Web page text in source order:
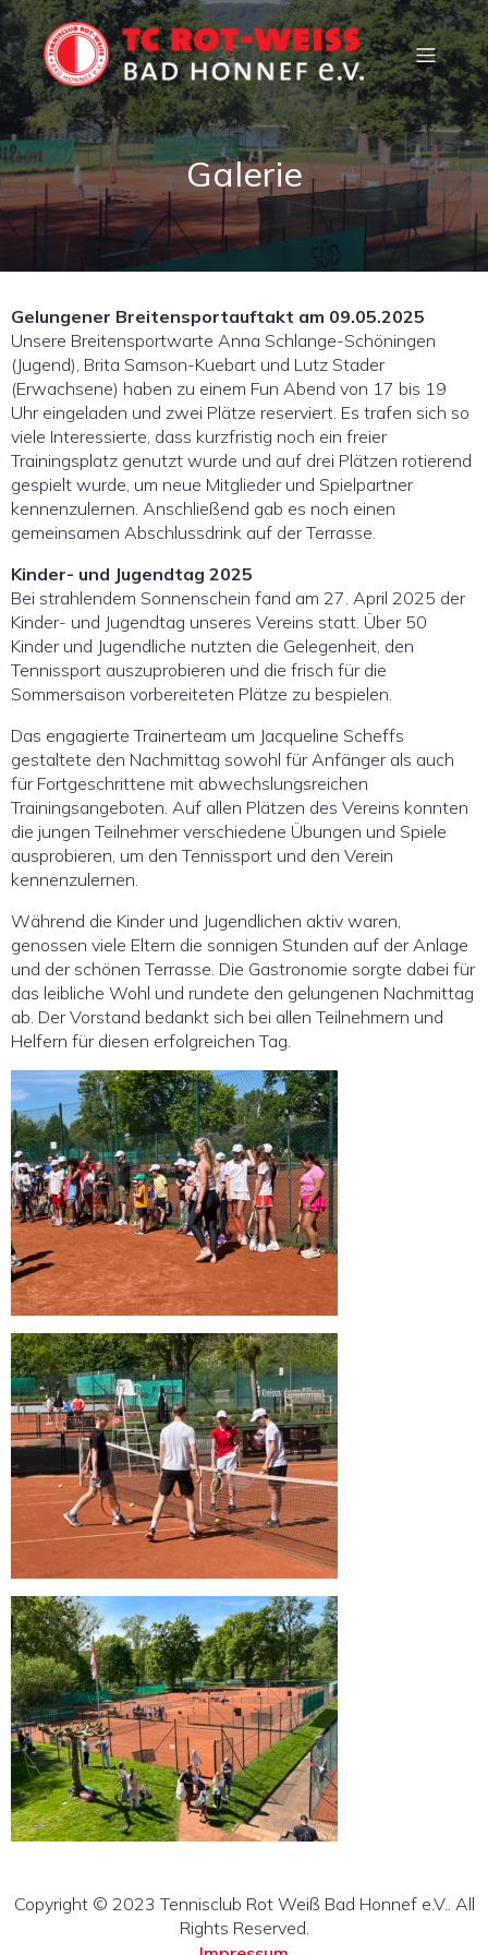
Galerie
Gelungener Breitensportauftakt am 09.05.2025
Unsere Breitensportwarte Anna Schlange-Schöningen
(Jugend), Brita Samson-Kuebart und Lutz Stader
(Erwachsene) haben zu einem Fun Abend von 17 bis 19
Uhr eingeladen und zwei Plätze reserviert. Es trafen sich so
viele Interessierte, dass kurzfristig noch ein freier
Trainingsplatz genutzt wurde und auf drei Plätzen rotierend
gespielt wurde, um neue Mitglieder und Spielpartner
kennenzulernen. Anschließend gab es noch einen
gemeinsamen Abschlussdrink auf der Terrasse.
Kinder- und Jugendtag 2025
Bei strahlendem Sonnenschein fand am 27. April 2025 der
Kinder- und Jugendtag unseres Vereins statt. Über 50
Kinder und Jugendliche nutzten die Gelegenheit, den
Tennissport auszuprobieren und die frisch für die
Sommersaison vorbereiteten Plätze zu bespielen.
Das engagierte Trainerteam um Jacqueline Scheffs
gestaltete den Nachmittag sowohl für Anfänger als auch
für Fortgeschrittene mit abwechslungsreichen
Trainingsangeboten. Auf allen Plätzen des Vereins konnten
die jungen Teilnehmer verschiedene Übungen und Spiele
ausprobieren, um den Tennissport und den Verein
kennenzulernen.
Während die Kinder und Jugendlichen aktiv waren,
genossen viele Eltern die sonnigen Stunden auf der Anlage
und der schönen Terrasse. Die Gastronomie sorgte dabei für
das leibliche Wohl und rundete den gelungenen Nachmittag
ab. Der Vorstand bedankt sich bei allen Teilnehmern und
Helfern für diesen erfolgreichen Tag.
Copyright © 2023 Tennisclub Rot Weiß Bad Honnef e.V.. All
Rights Reserved.